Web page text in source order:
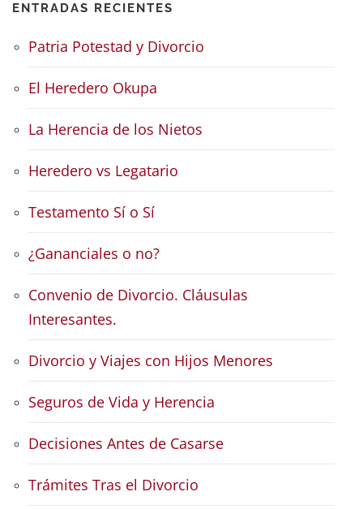
ENTRADAS RECIENTES
Patria Potestad y Divorcio
El Heredero Okupa
La Herencia de los Nietos
Heredero vs Legatario
Testamento Sí o Sí
¿Gananciales o no?
Convenio de Divorcio. Cláusulas
Interesantes.
Divorcio y Viajes con Hijos Menores
Seguros de Vida y Herencia
Decisiones Antes de Casarse
Trámites Tras el Divorcio